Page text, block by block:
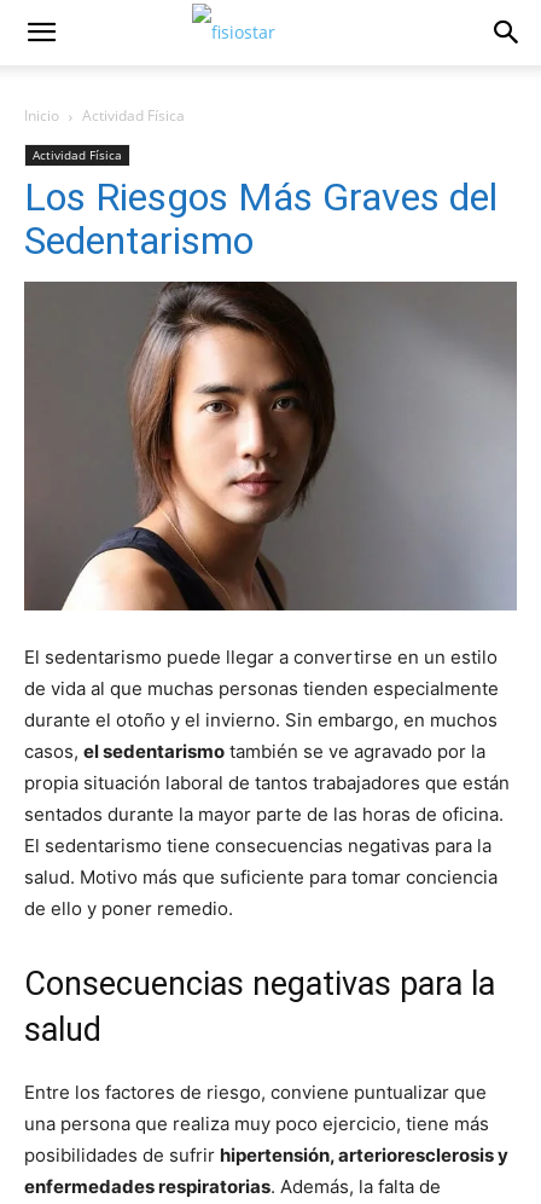
Inicio Actividad Fí­sica
Actividad Fí­sica
Los Riesgos Más Graves del
Sedentarismo
El sedentarismo puede llegar a convertirse en un estilo
de vida al que muchas personas tienden especialmente
durante el otoño y el invierno. Sin embargo, en muchos
casos, el sedentarismo también se ve agravado por la
propia situación laboral de tantos trabajadores que están
sentados durante la mayor parte de las horas de oficina.
El sedentarismo tiene consecuencias negativas para la
salud. Motivo más que suficiente para tomar conciencia
de ello y poner remedio.
Consecuencias negativas para la
salud
Entre los factores de riesgo, conviene puntualizar que
una persona que realiza muy poco ejercicio, tiene más
posibilidades de sufrir hipertensión, arterioresclerosis y
enfermedades respiratorias. Además, la falta de